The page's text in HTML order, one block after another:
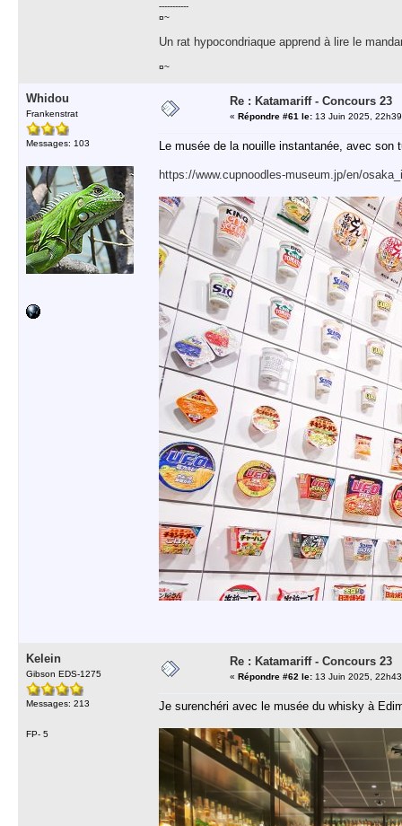
-----------
¤~
Un rat hypocondriaque apprend à lire le
¤~
Whidou
Frankenstrat
Messages: 103
Re : Katamariff - Concours 23
« Répondre #61 le: 13 Juin 2025,
Le musée de la nouille instantanée, avec son
https://www.cupnoodles-museum.jp/en/
Kelein
Gibson EDS-1275
Messages: 213
FP- 5
Re : Katamariff - Concours 23
« Répondre #62 le: 13 Juin 2025,
Je surenchéri avec le musée du whisky à